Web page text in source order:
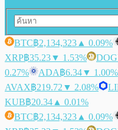
BTC฿2,134,323 ▲ 0.09%
XRP฿35.23▼ 1.53%
0.27%
ADA฿6.34▼ 1.00%
AVAX฿219.72 ▼ 2.08%
KUB฿20.34 ▲ 0.01%
BTC฿2,134,323 ▲ 0.09%